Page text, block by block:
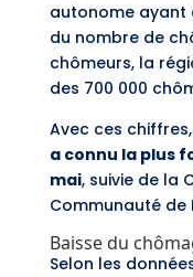
autonome ayant
du nombre de
chômeurs, la
des 700 000
Avec ces chiffres,
a connu la plus
mai, suivie de la
Communauté
Baisse du
Selon les